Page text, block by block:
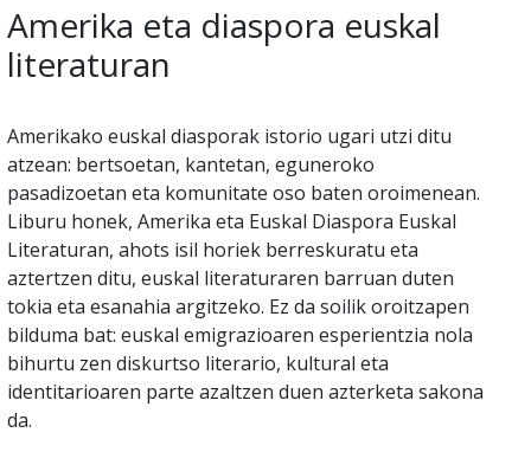
Amerika eta diaspora euskal
literaturan
Amerikako euskal diasporak istorio ugari utzi ditu
atzean: bertsoetan, kantetan, eguneroko
pasadizoetan eta komunitate oso baten oroimenean.
Liburu honek, Amerika eta Euskal Diaspora Euskal
Literaturan, ahots isil horiek berreskuratu eta
aztertzen ditu, euskal literaturaren barruan duten
tokia eta esanahia argitzeko. Ez da soilik oroitzapen
bilduma bat: euskal emigrazioaren esperientzia nola
bihurtu zen diskurtso literario, kultural eta
identitarioaren parte azaltzen duen azterketa sakona
da.